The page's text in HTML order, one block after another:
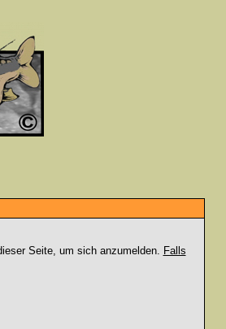
Seite, um sich anzumelden. Falls